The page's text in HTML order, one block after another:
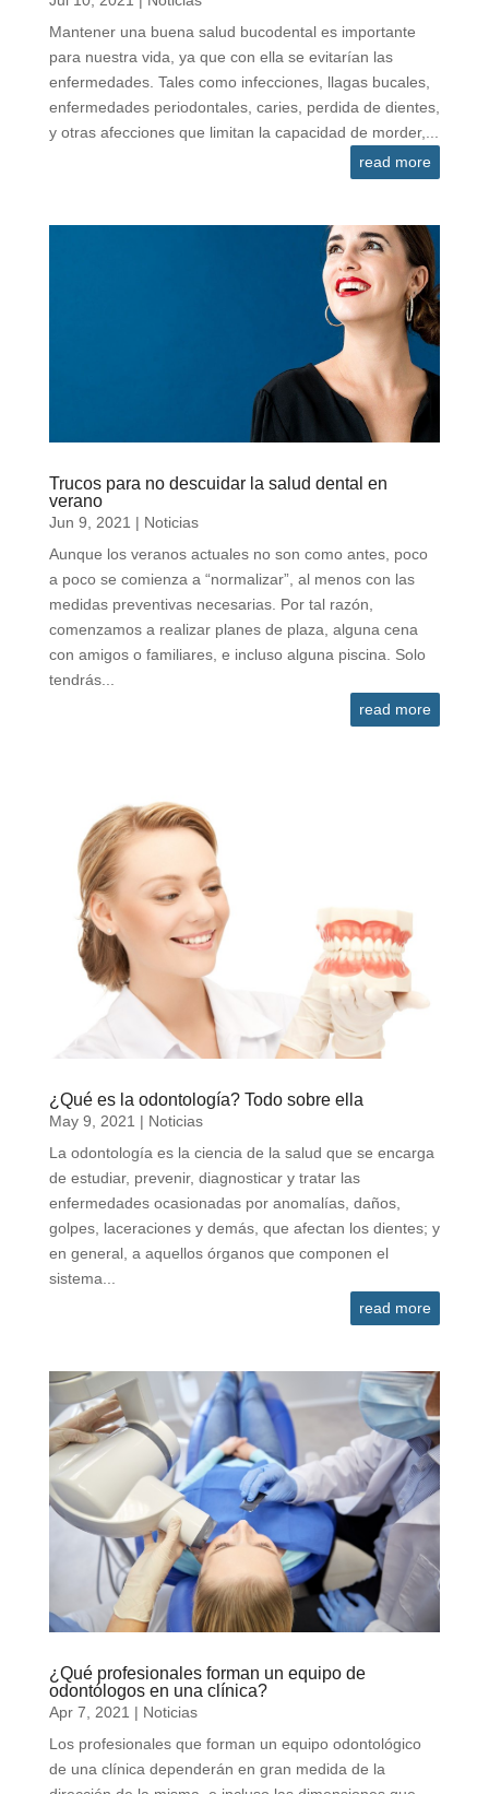
Mantener una buena salud bucodental es importante
para nuestra vida, ya que con ella se evitarían las
enfermedades. Tales como infecciones, llagas bucales,
enfermedades periodontales, caries, perdida de dientes,
y otras afecciones que limitan la capacidad de morder,...
read more
Trucos para no descuidar la salud dental en
verano
Jun 9, 2021 | Noticias
Aunque los veranos actuales no son como antes, poco
a poco se comienza a “normalizar”, al menos con las
medidas preventivas necesarias. Por tal razón,
comenzamos a realizar planes de plaza, alguna cena
con amigos o familiares, e incluso alguna piscina. Solo
tendrás...
read more
¿Qué es la odontología? Todo sobre ella
May 9, 2021 | Noticias
La odontología es la ciencia de la salud que se encarga
de estudiar, prevenir, diagnosticar y tratar las
enfermedades ocasionadas por anomalías, daños,
golpes, laceraciones y demás, que afectan los dientes; y
en general, a aquellos órganos que componen el
sistema...
read more
¿Qué profesionales forman un equipo de
odontólogos en una clínica?
Apr 7, 2021 | Noticias
Los profesionales que forman un equipo odontológico
de una clínica dependerán en gran medida de la